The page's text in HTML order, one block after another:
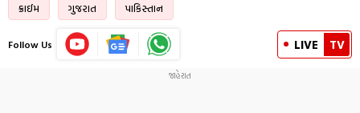
ક્રાઈમ ગુજરાત પાકિસ્તાન
Follow Us LIVE TV